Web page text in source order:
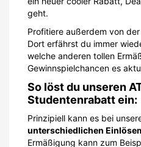
geht.
Profitiere außerdem von
Dort erfährst du immer
welche anderen tollen
Gewinnspielchancen es
So löst du unseren
Studentenrabatt ein:
Prinzipiell kann es bei
unterschiedlichen
Ermäßigung kann zum